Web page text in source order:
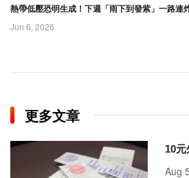
熱帶低壓恐明生成！下週「雨下到發紫」一路連
Jun 6, 2026
更多文章
10
「大
Aug